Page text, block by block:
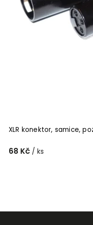
XLR konektor, samice,
68 Kč / ks